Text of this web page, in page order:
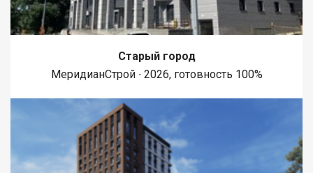
Старый город
МеридианСтрой ∙ 2026, готовность 100%